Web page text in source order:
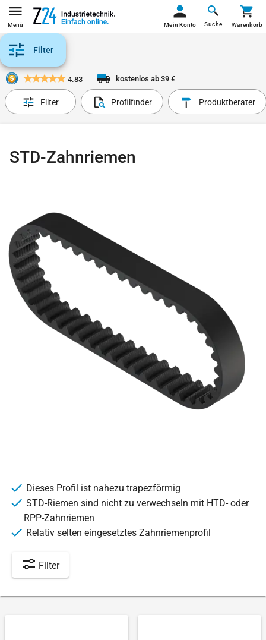
Menü Suche
Mein Konto Warenkorb
Filter
4.83 kostenlos ab 39 €
Filter Profilfinder Produktberater
STD-Zahnriemen
Dieses Profil ist nahezu trapezförmig
STD-Riemen sind nicht zu verwechseln mit HTD- oder
RPP-Zahnriemen
Relativ selten eingesetztes Zahnriemenprofil
Filter